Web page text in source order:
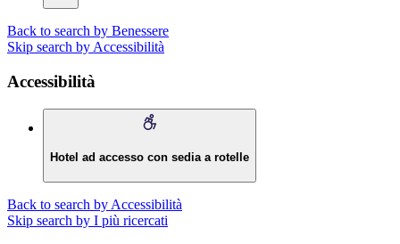
Back to search by Benessere
Skip search by Accessibilità
Accessibilità
Hotel ad accesso con sedia a rotelle
Back to search by Accessibilità
Skip search by I più ricercati